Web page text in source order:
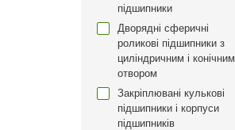
підшипники
Дворядні сферичні
роликові підшипники з
циліндричним і конічним
отвором
Закріплювані кулькові
підшипники і корпуси
підшипників